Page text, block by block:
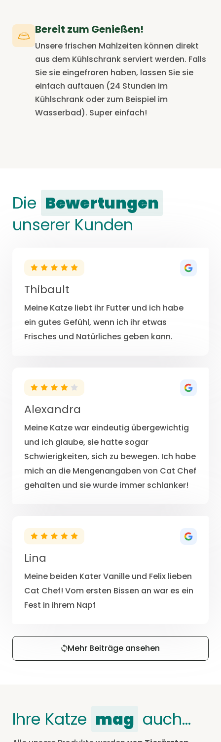
Bereit zum Genießen!
Unsere frischen Mahlzeiten können direkt
aus dem Kühlschrank serviert werden. Falls
Sie sie eingefroren haben, lassen Sie sie
einfach auftauen (24 Stunden im
Kühlschrank oder zum Beispiel im
Wasserbad). Super einfach!
Die Bewertungen
unserer Kunden
Thibault
Meine Katze liebt ihr Futter und ich habe
ein gutes Gefühl, wenn ich ihr etwas
Frisches und Natürliches geben kann.
Alexandra
Meine Katze war eindeutig übergewichtig
und ich glaube, sie hatte sogar
Schwierigkeiten, sich zu bewegen. Ich habe
mich an die Mengenangaben von Cat Chef
gehalten und sie wurde immer schlanker!
Lina
Meine beiden Kater Vanille und Felix lieben
Cat Chef! Vom ersten Bissen an war es ein
Fest in ihrem Napf
Mehr Beiträge ansehen
Ihre Katze mag auch…